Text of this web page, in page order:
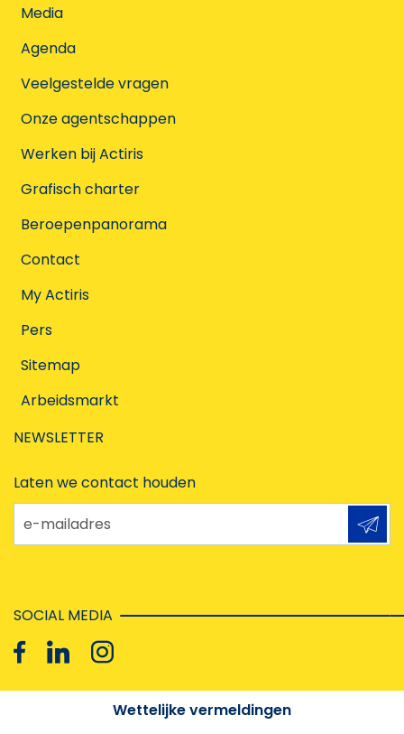
Media
Agenda
Veelgestelde vragen
Onze agentschappen
Werken bij Actiris
Grafisch charter
Beroepenpanorama
Contact
My Actiris
Pers
Sitemap
Arbeidsmarkt
NEWSLETTER
Laten we contact houden
e-mailadres
SOCIAL MEDIA
Wettelijke vermeldingen